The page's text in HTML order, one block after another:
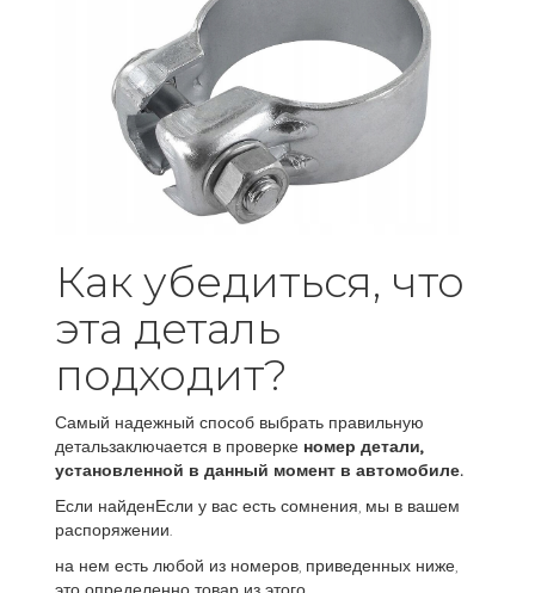
Как убедиться, что
эта деталь
подходит?
Самый надежный способ выбрать правильную
детальзаключается в проверке номер детали,
установленной в данный момент в автомобиле.
Если найденЕсли у вас есть сомнения, мы в вашем
распоряжении.
на нем есть любой из номеров, приведенных ниже,